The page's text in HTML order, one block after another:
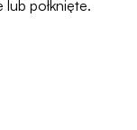
połknięte.